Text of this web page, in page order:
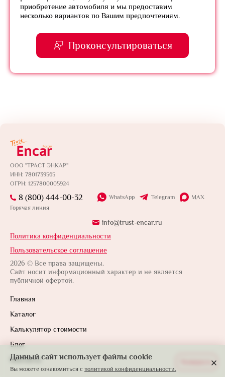
приобретение автомобиля и мы предоставим
несколько вариантов по Вашим предпочтениям.
Проконсультироваться
ООО "ТРАСТ ЭНКАР"
ИНН: 7801739565
ОГРН: 1257800005924
Политика конфиденциальности
Пользовательское соглашение
2026 © Все права защищены.
Сайт носит информационный характер и не является
публичной офертой.
Главная
Каталог
Калькулятор стоимости
Блог
Контакты
8 (800) 444-00-32
Горячая линия
WhatsApp Telegram MAX
info@trust-encar.ru
Данный сайт использует файлы cookie
Вы можете ознакомиться с политикой конфиденциальности.
Развернуть